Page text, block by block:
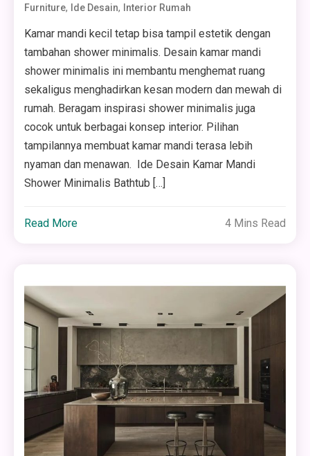
Furniture, Ide Desain, Interior Rumah
Kamar mandi kecil tetap bisa tampil estetik dengan
tambahan shower minimalis. Desain kamar mandi
shower minimalis ini membantu menghemat ruang
sekaligus menghadirkan kesan modern dan mewah di
rumah. Beragam inspirasi shower minimalis juga
cocok untuk berbagai konsep interior. Pilihan
tampilannya membuat kamar mandi terasa lebih
nyaman dan menawan. Ide Desain Kamar Mandi
Shower Minimalis Bathtub […]
Read More 4 Mins Read